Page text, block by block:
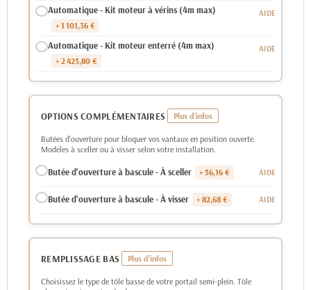
Automatique - Kit moteur à vérins (4m max)
+ 1 101,36 €
Automatique - Kit moteur enterré (4m max)
+ 2 425,80 €
OPTIONS COMPLÉMENTAIRES
Butées d'ouverture pour bloquer vos vantaux en position ouverte.
Modèles à sceller ou à visser selon votre installation.
Butée d'ouverture à bascule - À sceller + 56,16 €
Butée d'ouverture à bascule - À visser + 82,68 €
REMPLISSAGE BAS
Choisissez le type de tôle basse de votre portail semi-plein. Tôle